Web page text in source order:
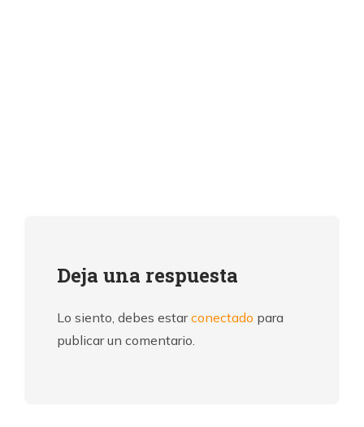
Deja una respuesta
Lo siento, debes estarconectado para
publicar un comentario.